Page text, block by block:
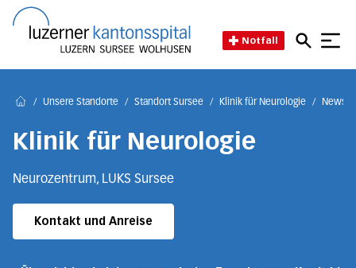
Notfall
/ Unsere Standorte / Standort Sursee / Klinik für Neurologie / News
Klinik für Neurologie
Neurozentrum, LUKS Sursee
Kontakt und Anreise